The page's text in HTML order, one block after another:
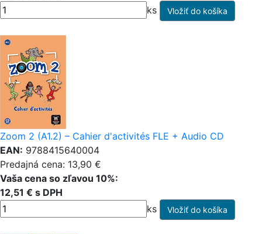
ks
Zoom 2 (A1.2) – Cahier d'activités FLE + Audio CD
EAN: 9788415640004
Predajná cena: 13,90 €
Vaša cena so zľavou 10%:
12,51 € s DPH
ks